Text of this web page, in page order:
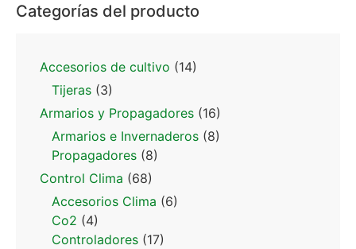
Categorías del producto
Accesorios de cultivo (14)
Tijeras (3)
Armarios y Propagadores (16)
Armarios e Invernaderos (8)
Propagadores (8)
Control Clima (68)
Accesorios Clima (6)
Co2 (4)
Controladores (17)